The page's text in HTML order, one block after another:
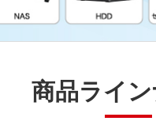
商品ライ